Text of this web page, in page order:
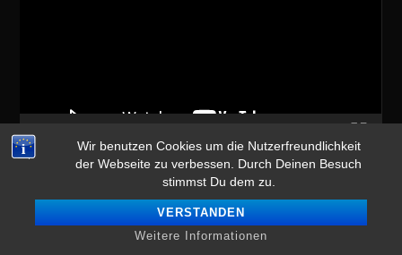
Wir benutzen Cookies um die Nutzerfreundlichkeit
der Webseite zu verbessen. Durch Deinen Besuch
stimmst Du dem zu.
VERSTANDEN
Weitere Informationen
13th monkey album altenburg boenen cd club
dark flower dj dj-set djset download